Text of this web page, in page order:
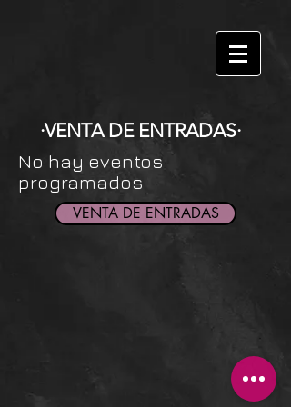
·VENTA DE ENTRADAS·
No hay eventos
programados
VENTA DE ENTRADAS